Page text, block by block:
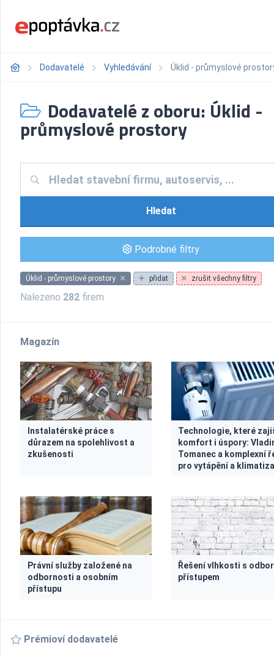
Dodavatelé Vyhledávání Úklid - průmyslové
Dodavatelé z oboru: Úklid -
průmyslové prostory
Hledat
Podrobné filtry
Úklid - průmyslové prostory přidat zrušit všechny filtry
Nalezeno 282 firem
Magazín
Instalatérské práce s
důrazem na spolehlivost a
zkušenosti
Technologie, které
komfort i úspory:
Tomanec a komplexní
pro vytápění a
Právní služby založené na
odbornosti a osobním
přístupu
Řešení vlhkosti s
přístupem
Prémioví dodavatelé